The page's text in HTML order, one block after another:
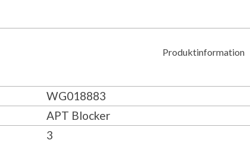
Produktinformation
WG018883
APT Blocker
3